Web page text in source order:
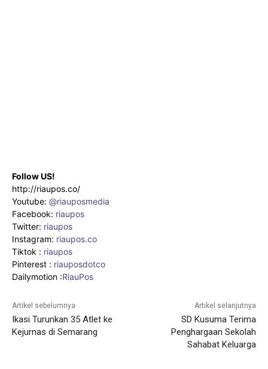
Follow US!
http://riaupos.co/
Youtube: @riauposmedia
Facebook: riaupos
Twitter: riaupos
Instagram: riaupos.co
Tiktok : riaupos
Pinterest : riauposdotco
Dailymotion :RiauPos
Artikel sebelumnya
Ikasi Turunkan 35 Atlet ke
Kejurnas di Semarang
Artikel selanjutnya
SD Kusuma Terima
Penghargaan Sekolah
Sahabat Keluarga